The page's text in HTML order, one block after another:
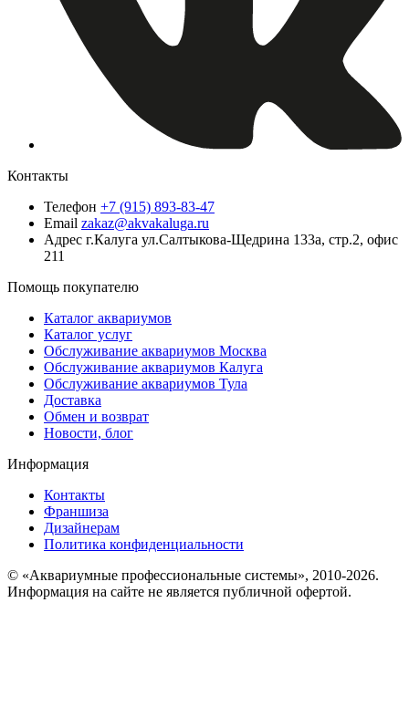
Контакты
Телефон +7 (915) 893-83-47
Email zakaz@akvakaluga.ru
Адрес г.Калуга ул.Салтыкова-Щедрина 133а, стр.2, офис
211
Помощь покупателю
Каталог аквариумов
Каталог услуг
Обслуживание аквариумов Москва
Обслуживание аквариумов Калуга
Обслуживание аквариумов Тула
Доставка
Обмен и возврат
Новости, блог
Информация
Контакты
Франшиза
Дизайнерам
Политика конфиденциальности
© «Аквариумные профессиональные системы», 2010-2026.
Информация на сайте не является публичной офертой.